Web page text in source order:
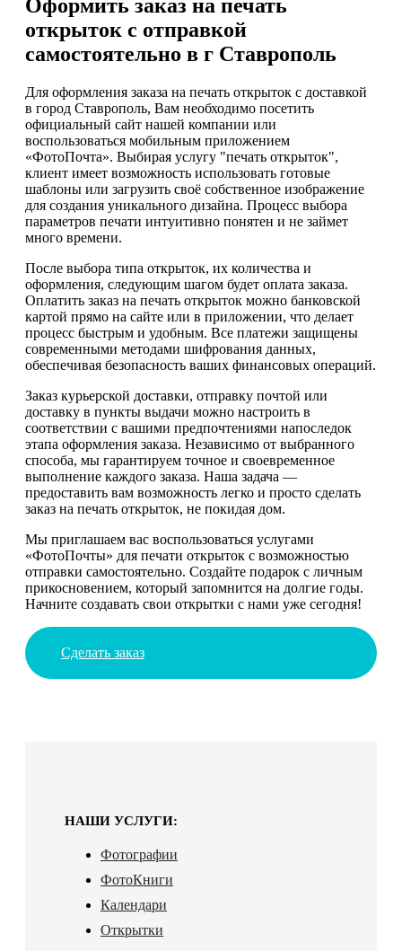
Оформить заказ на печать
открыток с отправкой
самостоятельно в г Ставрополь
Для оформления заказа на печать открыток с доставкой
в город Ставрополь, Вам необходимо посетить
официальный сайт нашей компании или
воспользоваться мобильным приложением
«ФотоПочта». Выбирая услугу "печать открыток",
клиент имеет возможность использовать готовые
шаблоны или загрузить своё собственное изображение
для создания уникального дизайна. Процесс выбора
параметров печати интуитивно понятен и не займет
много времени.
После выбора типа открыток, их количества и
оформления, следующим шагом будет оплата заказа.
Оплатить заказ на печать открыток можно банковской
картой прямо на сайте или в приложении, что делает
процесс быстрым и удобным. Все платежи защищены
современными методами шифрования данных,
обеспечивая безопасность ваших финансовых операций.
Заказ курьерской доставки, отправку почтой или
доставку в пункты выдачи можно настроить в
соответствии с вашими предпочтениями напоследок
этапа оформления заказа. Независимо от выбранного
способа, мы гарантируем точное и своевременное
выполнение каждого заказа. Наша задача —
предоставить вам возможность легко и просто сделать
заказ на печать открыток, не покидая дом.
Мы приглашаем вас воспользоваться услугами
«ФотоПочты» для печати открыток с возможностью
отправки самостоятельно. Создайте подарок с личным
прикосновением, который запомнится на долгие годы.
Начните создавать свои открытки с нами уже сегодня!
Сделать заказ
НАШИ УСЛУГИ:
Фотографии
ФотоКниги
Календари
Открытки